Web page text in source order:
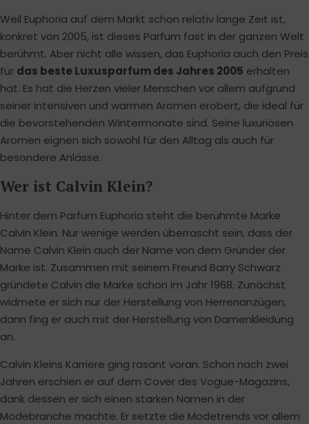
Weil Euphoria auf dem Markt schon relativ lange Zeit ist,
konkret von 2005, ist dieses Parfum fast in der ganzen Welt
berühmt. Aber nicht alle wissen, das Euphoria auch den Preis
für das beste Luxusparfum des Jahres 2005 erhalten
hat. Es hat die Herzen vieler Menschen vor allem aufgrund
seiner intensiven und warmen Aromen erobert, die ideal für
die bevorstehenden Wintermonate sind. Seine luxuriösen
Aromen eignen sich sowohl für den Alltag als auch für
besondere Anlässe.
Wer ist Calvin Klein?
Hinter dem Parfum Euphoria steht die berühmte Marke
Calvin Klein. Nur wenige werden überrascht sein, dass der
Name Calvin Klein auch der Name von dem Gründer der
Marke ist. Zusammen mit seinem Freund Barry Schwarz
gründete Calvin die Marke schon im Jahr 1968. Zunächst
widmete er sich nur der Herstellung von Herrenanzügen,
dann fing er auch mit der Herstellung von Damenkleidung
an.
Calvin Kleins Karriere ging rasant voran. Schon nach zwei
Jahren erschien er auf dem Cover des Vogue-Magazins,
dank dessen er sich einen starken Namen in der
Modebranche machte. Er setzte die Modetrends vor allem